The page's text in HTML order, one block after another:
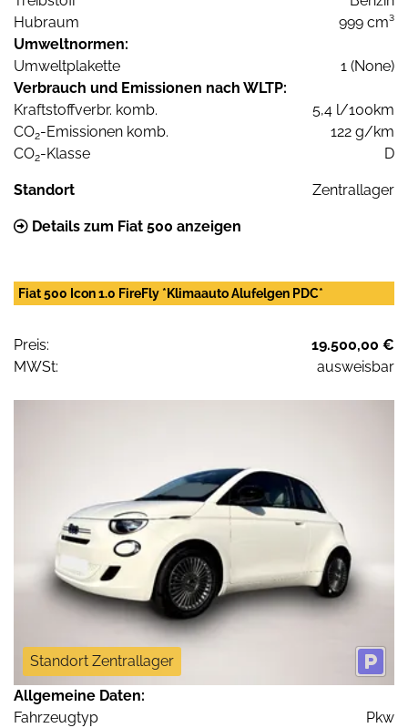
Hubraum
999 cm³
Umweltnormen:
Umweltplakette
1 (None)
Verbrauch und Emissionen nach WLTP:
Kraftstoffverbr. komb.
5,4 l/100km
CO2-Emissionen komb.
122 g/km
CO2-Klasse D
Standort Zentrallager
Details zum Fiat 500 anzeigen
Fiat 500 Icon 1.0 FireFly *Klimaauto Alufelgen PDC*
Preis:
19.500,00 €
MWSt:
ausweisbar
Standort Zentrallager
Allgemeine Daten:
Fahrzeugtyp
Pkw